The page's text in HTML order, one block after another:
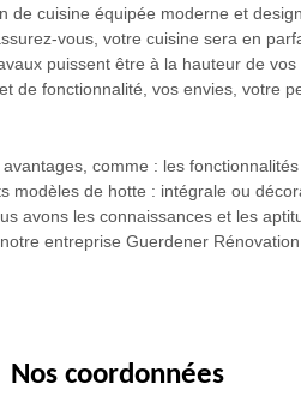
cuisine équipée moderne et
vous, votre cuisine sera en
puissent être à la hauteur de
de fonctionnalité, vos envies, votre
comme : les
modèles de hotte : intégrale ou
avons les connaissances et les
entreprise Guerdener
Nos coordonnées